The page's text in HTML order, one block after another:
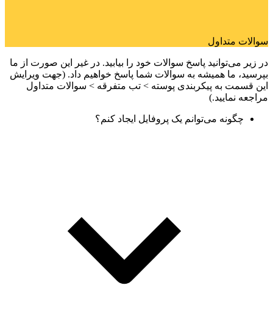
سوالات متداول
در زیر می‌توانید پاسخ سوالات خود را بیابید. در غیر این صورت از ما
بپرسید، ما همیشه به سوالات شما پاسخ خواهیم داد. (جهت ویرایش
این قسمت به پیکربندی پوسته > تب متفرقه > سوالات متداول
مراجعه نمایید.)
چگونه می‌توانم یک پروفایل ایجاد کنم؟